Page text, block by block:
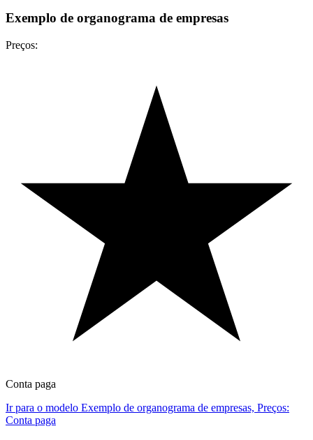
Exemplo de organograma de empresas
Preços:
Conta paga
Ir para o modelo Exemplo de organograma de empresas, Preços:
Conta paga